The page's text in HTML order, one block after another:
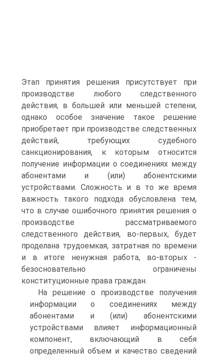
Этап принятия решения присутствует при
производстве любого следственного
действия, в большей или меньшей степени,
однако особое значение такое решение
приобретает при производстве следственных
действий, требующих судебного
санкционирования, к которым относится
получение информации о соединениях между
абонентами и (или) абонентскими
устройствами. Сложность и в то же время
важность такого подхода обусловлена тем,
что в случае ошибочного принятия решения о
производстве рассматриваемого
следственного действия, во-первых, будет
проделана трудоемкая, затратная по времени
и в итоге ненужная работа, во-вторых -
безосновательно ограничены
конституционные права граждан.
На решение о производстве получения
информации о соединениях между
абонентами и (или) абонентскими
устройствами влияет информационный
компонент, включающий в себя
определенный объем и качество сведений